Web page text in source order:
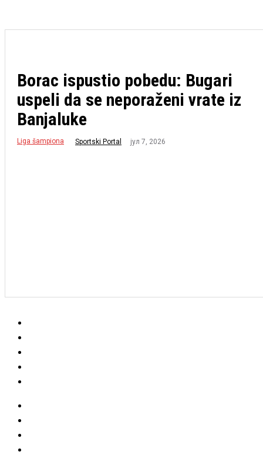
Borac ispustio pobedu: Bugari
uspeli da se neporaženi vrate iz
Banjaluke
Liga šampiona Sportski Portal јул 7, 2026